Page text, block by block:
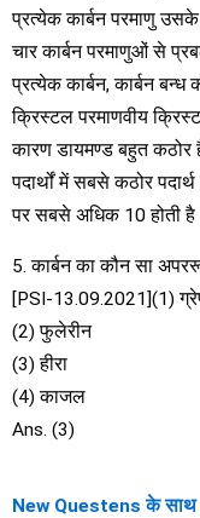
प्रत्येक कार्बन परमाणु
चार कार्बन परमाणुओं से
प्रत्येक कार्बन, कार्बन
क्रिस्टल परमाणवीय
कारण डायमण्ड बहुत
पदार्थों में सबसे कठोर
पर सबसे अधिक 10 होती
5. कार्बन का कौन सा
[PSI-13.09.2021](1)
(2) फुलेरीन
(3) हीरा
(4) काजल
Ans. (3)
New Questens के